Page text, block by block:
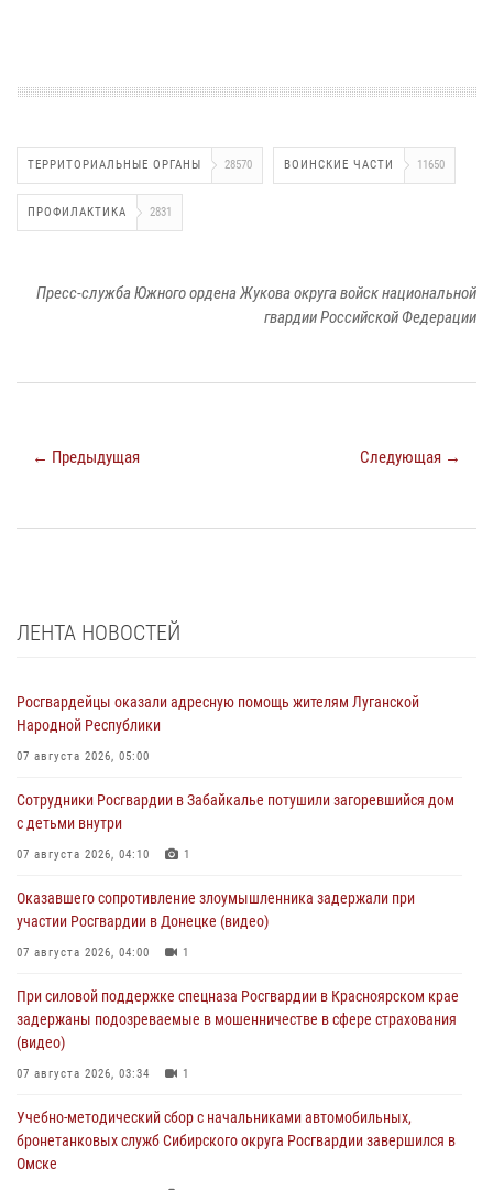
ТЕРРИТОРИАЛЬНЫЕ ОРГАНЫ 28570 ВОИНСКИЕ ЧАСТИ 11650
ПРОФИЛАКТИКА 2831
Пресс-служба Южного ордена Жукова округа войск национальной
гвардии Российской Федерации
← Предыдущая Следующая →
ЛЕНТА НОВОСТЕЙ
Росгвардейцы оказали адресную помощь жителям Луганской
Народной Республики
07 августа 2026, 05:00
Сотрудники Росгвардии в Забайкалье потушили загоревшийся дом
с детьми внутри
07 августа 2026, 04:10 1
Оказавшего сопротивление злоумышленника задержали при
участии Росгвардии в Донецке (видео)
07 августа 2026, 04:00 1
При силовой поддержке спецназа Росгвардии в Красноярском крае
задержаны подозреваемые в мошенничестве в сфере страхования
(видео)
07 августа 2026, 03:34 1
Учебно-методический сбор с начальниками автомобильных,
бронетанковых служб Сибирского округа Росгвардии завершился в
Омске